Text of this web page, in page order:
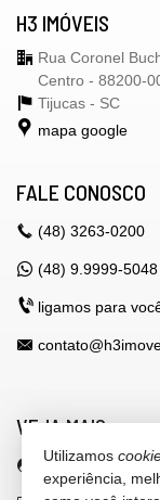
H3 IMÓVEIS
Rua Coronel
Centro - 88200-
Tijucas - SC
mapa google
FALE CONOSCO
(48) 3263-0200
(48) 9.9999-
ligamos para
VEJA MAIS
área do cliente
Utilizamos
experiência,